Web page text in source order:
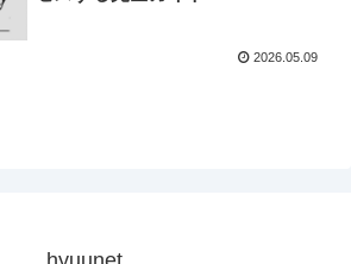
2026.05.09